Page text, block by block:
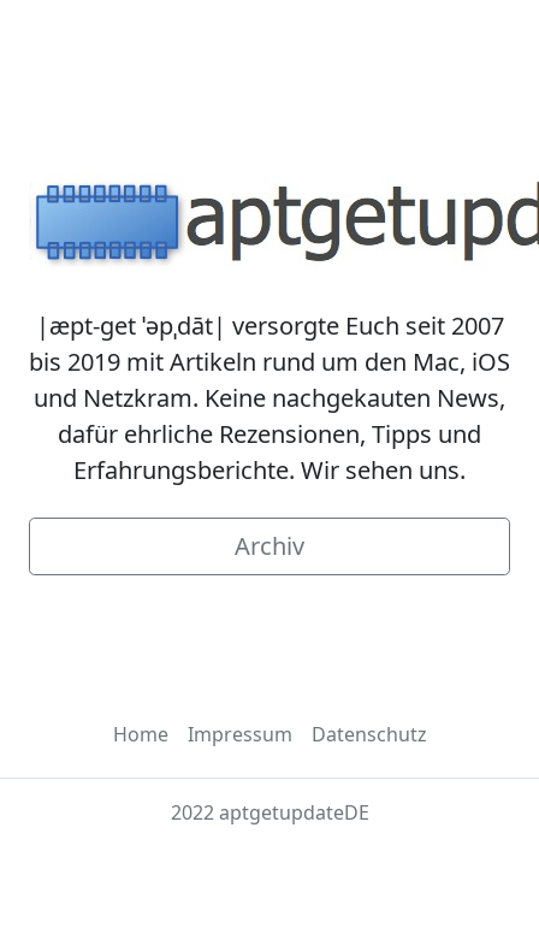
|æpt-get ˈəpˌdāt| versorgte Euch seit 2007
bis 2019 mit Artikeln rund um den Mac, iOS
und Netzkram. Keine nachgekauten News,
dafür ehrliche Rezensionen, Tipps und
Erfahrungsberichte. Wir sehen uns.
Archiv
Home Impressum Datenschutz
2022 aptgetupdateDE